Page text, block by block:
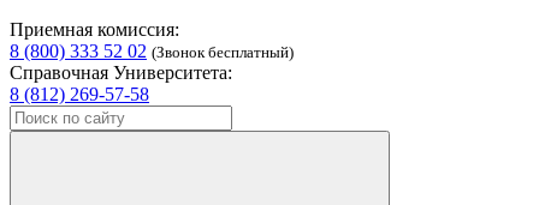
Приемная комиссия:
8 (800) 333 52 02 (Звонок бесплатный)
Справочная Университета:
8 (812) 269-57-58